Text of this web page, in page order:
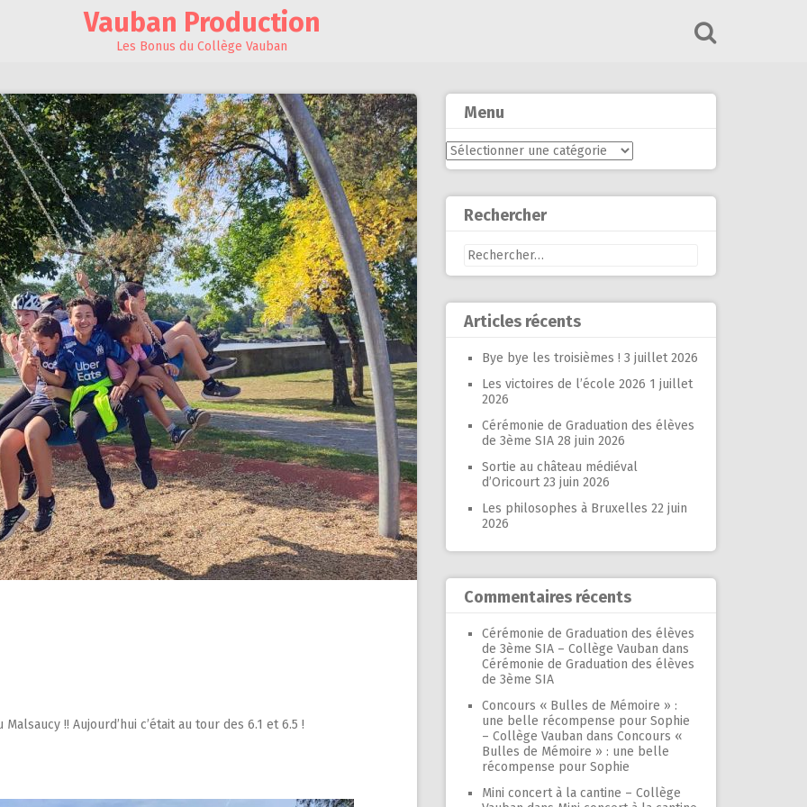
Vauban Production
Les Bonus du Collège Vauban
!! Aujourd’hui c’était au tour des 6.1 et 6.5 !
Menu
Menu
Rechercher
Rechercher :
Articles récents
Bye bye les troisièmes ! 3 juillet 2026
Les victoires de l’école 2026 1 juillet
2026
Cérémonie de Graduation des élèves
de 3ème SIA 28 juin 2026
Sortie au château médiéval
d’Oricourt 23 juin 2026
Les philosophes à Bruxelles 22 juin
2026
Commentaires récents
Cérémonie de Graduation des élèves
de 3ème SIA – Collège Vauban dans
Cérémonie de Graduation des élèves
de 3ème SIA
Concours « Bulles de Mémoire » :
une belle récompense pour Sophie
– Collège Vauban dans Concours «
Bulles de Mémoire » : une belle
récompense pour Sophie
Mini concert à la cantine – Collège